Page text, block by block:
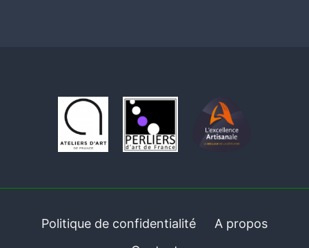
Politique de confidentialité
A propos